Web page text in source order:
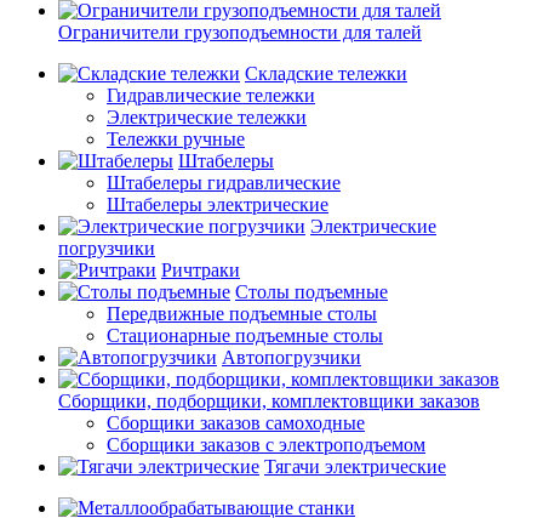
Ограничители грузоподъемности для талей
Складские тележки
Гидравлические тележки
Электрические тележки
Тележки ручные
Штабелеры
Штабелеры гидравлические
Штабелеры электрические
Электрические
погрузчики
Ричтраки
Столы подъемные
Передвижные подъемные столы
Стационарные подъемные столы
Автопогрузчики
Сборщики, подборщики, комплектовщики заказов
Сборщики заказов самоходные
Сборщики заказов с электроподъемом
Тягачи электрические